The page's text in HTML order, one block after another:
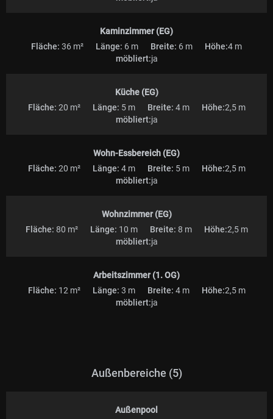
Kaminzimmer (EG)
Fläche: 36 m² Länge: 6 m Breite: 6 m Höhe:4 m
möbliert:ja
Küche (EG)
Fläche: 20 m² Länge: 5 m Breite: 4 m Höhe:2,5 m
möbliert:ja
Wohn-Essbereich (EG)
Fläche: 20 m² Länge: 4 m Breite: 5 m Höhe:2,5 m
möbliert:ja
Wohnzimmer (EG)
Fläche: 80 m² Länge: 10 m Breite: 8 m Höhe:2,5 m
möbliert:ja
Arbeitszimmer (1. OG)
Fläche: 12 m² Länge: 3 m Breite: 4 m Höhe:2,5 m
möbliert:ja
Außenbereiche (5)
Außenpool